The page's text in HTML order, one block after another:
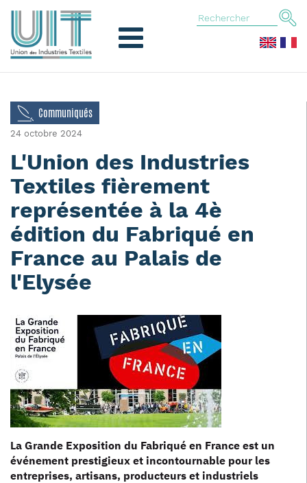
Communiqués
24 octobre 2024
L'Union des Industries
Textiles fièrement
représentée à la 4è
édition du Fabriqué en
France au Palais de
l'Elysée
La Grande Exposition du Fabriqué en France est un
événement prestigieux et incontournable pour les
entreprises, artisans, producteurs et industriels